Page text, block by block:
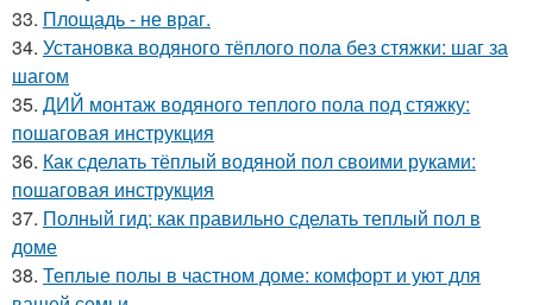
33. Площадь - не враг.
34. Установка водяного тёплого пола без стяжки: шаг за
шагом
35. ДИЙ монтаж водяного теплого пола под стяжку:
пошаговая инструкция
36. Как сделать тёплый водяной пол своими руками:
пошаговая инструкция
37. Полный гид: как правильно сделать теплый пол в
доме
38. Теплые полы в частном доме: комфорт и уют для